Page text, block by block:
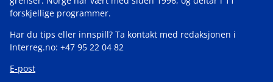
forskjellige programmer.
Har du tips eller innspill? Ta kontakt med redaksjonen i
Interreg.no: +47 95 22 04 82
E-post